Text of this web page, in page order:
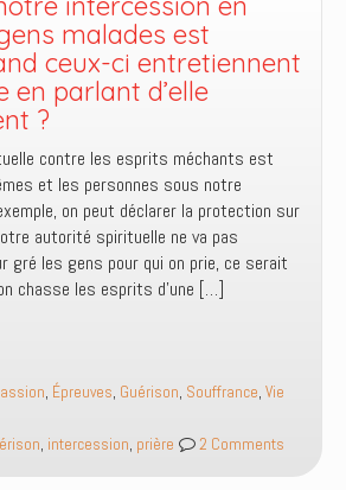
malades est
ceux-ci entretiennent
en parlant d’elle
?
contre les esprits méchants est
et les personnes sous notre
on peut déclarer la protection sur
autorité spirituelle ne va pas
gré les gens pour qui on prie, ce serait
chasse les esprits d’une […]
, Épreuves, Guérison, Souffrance, Vie
, intercession, prière 2 Comments